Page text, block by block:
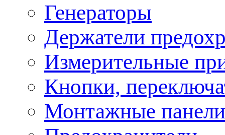
Генераторы
Держатели
Измерительные
Кнопки,
Монтажные панели